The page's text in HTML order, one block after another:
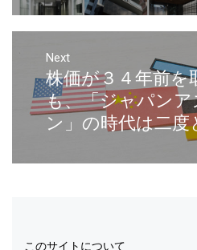
Next
株価が３４年前を
も、「ジャパンア
ン」の時代は二
このサイトについて